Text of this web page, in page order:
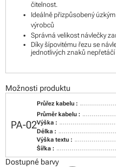
čitelnost.
Ideálně přizpůsobený
výrobců
Správná velikost návlečky
Díky šípovitému řezu se
jednotlivých znaků nepřetáčí
Možnosti produktu
PA-02
Průřez kabelu :
Průměr kabelu :
Výška :
Délka :
Výška textu :
Šířka :
Dostupné barvy